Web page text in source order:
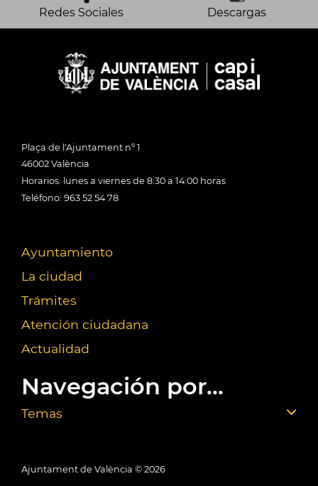
Redes Sociales Descargas
Plaça de l'Ajuntament nº 1
46002 València
Horarios: lunes a viernes de 8:30 a 14:00 horas
Teléfono: 963 52 54 78
Ayuntamiento
La ciudad
Trámites
Atención ciudadana
Actualidad
Navegación por...
Temas
Ajuntament de València © 2026